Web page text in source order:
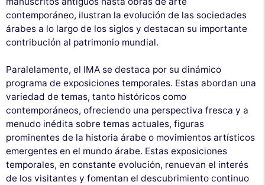
contemporáneo, ilustran la evolución de las sociedades
árabes a lo largo de los siglos y destacan su importante
contribución al patrimonio mundial.
Paralelamente, el IMA se destaca por su dinámico
programa de exposiciones temporales. Estas abordan una
variedad de temas, tanto históricos como
contemporáneos, ofreciendo una perspectiva fresca y a
menudo inédita sobre temas actuales, figuras
prominentes de la historia árabe o movimientos artísticos
emergentes en el mundo árabe. Estas exposiciones
temporales, en constante evolución, renuevan el interés
de los visitantes y fomentan el descubrimiento continuo